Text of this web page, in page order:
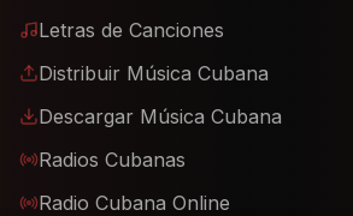
Letras de Canciones
Distribuir Música Cubana
Descargar Música Cubana
Radios Cubanas
Radio Cubana Online